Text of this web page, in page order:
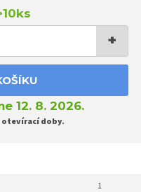
+
12. 8. 2026.
otevírací doby.
1